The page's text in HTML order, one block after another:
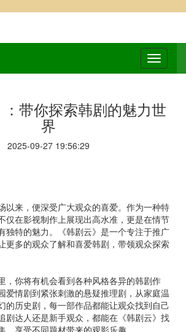
：带你探索韩剧的魅力世
界
2025-09-27 19:56:29
以来，便深受广大观众的喜爱。作为一种特
仅在影视制作上展现出高水准，更是在情节
独特的魅力。《韩剧云》是一个专注于推广
更多的观众了解和喜爱韩剧，带领观众探索
，你将有机会看到各种风格各异的韩剧作
爱情剧到紧张刺激的悬疑推理剧，从家庭温
的历史剧，每一部作品都能让观众找到自己
剧达人还是新手观众，都能在《韩剧云》找
享受不同题材带来的观影乐趣。